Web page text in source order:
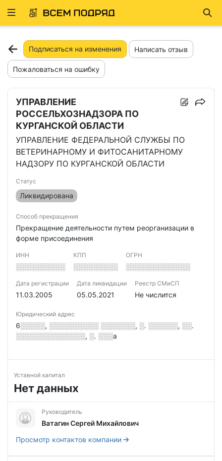
Развернуть
Подписаться на изменения Написать отзыв
Пожаловаться на ошибку
УПРАВЛЕНИЕ
РОССЕЛЬХОЗНАДЗОРА ПО
КУРГАНСКОЙ ОБЛАСТИ
УПРАВЛЕНИЕ ФЕДЕРАЛЬНОЙ СЛУЖБЫ ПО
ВЕТЕРИНАРНОМУ И ФИТОСАНИТАРНОМУ
НАДЗОРУ ПО КУРГАНСКОЙ ОБЛАСТИ
Статус
Ликвидирована
Способ прекращения
Прекращение деятельности путем реорганизации в
форме присоединения
ИНН
░░░░░░░░░░
КПП
░░░░░░░░░
ОГРН
░░░░░░░░░░░░░
Дата регистрации
11.03.2005
Дата ликвидации
05.05.2021
Реестр СМиСП
Не числится
Юридический адрес
6░░░░░, ░░░░░░░░░░ ░░░░░░░, ░. ░░░░░░, ░░.
░░░░░░░░░░░░░░, ░. ░░░а
Уставной капитал
Нет данных
Руководитель
Ватагин Сергей Михайлович
Просмотр контактов компании